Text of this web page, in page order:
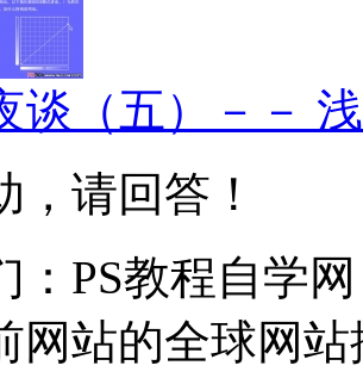
谈（五）－－
，请回答！
：PS教程自学
网站的全球网